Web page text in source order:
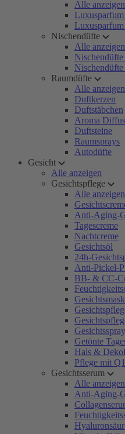
Alle anzeigen
Nischendüfte
Alle anzeigen
Raumdüfte
Alle anzeigen
Duftkerzen
Duftstäbchen
Aroma
Duftsteine
Raumsprays
Autodüfte
Gesicht
Alle anzeigen
Gesichtspflege
Alle anzeigen
Anti-Aging-
Tagescreme
Nachtcreme
Gesichtsöl
24h-
Anti-Pickel-
BB- & CC-
Gesichtsspray
Getönte
Hals &
Pflege mit
Gesichtsserum
Alle anzeigen
Anti-Aging-